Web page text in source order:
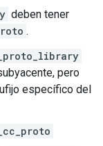
deben tener
.
pero
específico del
_cc_proto